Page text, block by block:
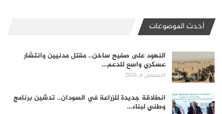
أحدث الموضوعات
النهود على صفيح ساخن.. مقتل مدنيين وانتشار
عسكري واسع للدعم…
أغسطس 6, 2026
انطلاقة جديدة للزراعة في السودان.. تدشين برنامج
وطني لبناء…